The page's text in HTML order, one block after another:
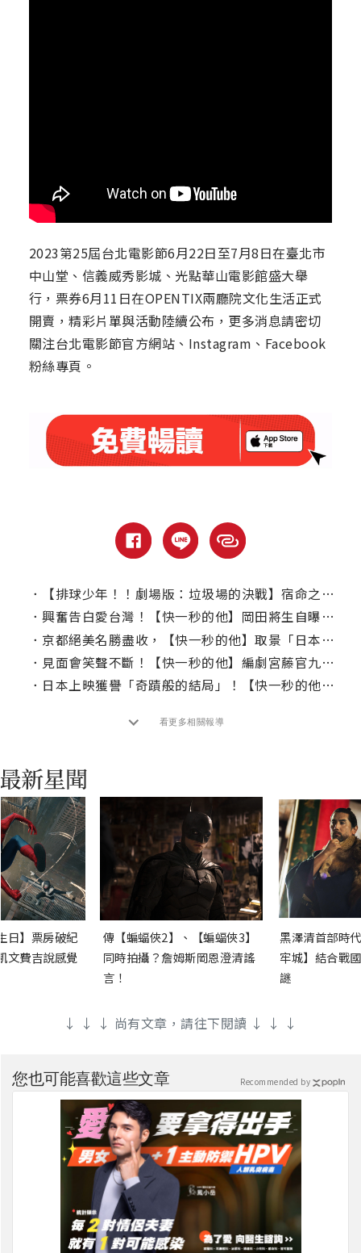
2023第25屆台北電影節6月22日至7月8日在臺北市
中山堂、信義威秀影城、光點華山電影館盛大舉
行，票券6月11日在OPENTIX兩廳院文化生活正式
開賣，精彩片單與活動陸續公布，更多消息請密切
關注台北電影節官方網站、Instagram、Facebook
粉絲專頁。
．
【排球少年！！劇場版：垃圾場的決戰】宿命之戰夢幻開打！｜本周上線、電視首播推薦
． 興奮告白愛台灣！【快一秒的他】岡田將生自曝「消失戲份」最煎熬
． 京都絕美名勝盡收，【快一秒的他】取景「日本三景」更增復古元素
． 見面會笑聲不斷！【快一秒的他】編劇宮藤官九郎竟當眾為金句道歉
． 日本上映獲譽「奇蹟般的結局」！【快一秒的他】釋出正式預告
看更多相關報導
日】票房破紀
文費吉說感覺
傳【蝙蝠俠2】、【蝙蝠俠3】
同時拍攝？詹姆斯岡恩澄清謠
言！
黑澤清首部時
牢城】結合戰
謎
↓ ↓ ↓ 尚有文章，請往下閱讀 ↓ ↓ ↓
您也可能喜歡這些文章 Recommended by